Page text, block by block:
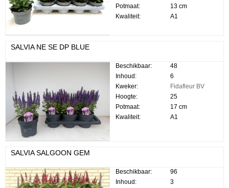
Potmaat:
13 cm
Kwaliteit:
A1
SALVIA NE SE DP BLUE
Beschikbaar:
48
Inhoud:
6
Kweker:
Fidafleur BV
Hoogte:
25
Potmaat:
17 cm
Kwaliteit:
A1
SALVIA SALGOON GEM
Beschikbaar:
96
Inhoud:
3